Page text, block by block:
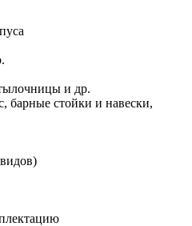
и др.
барные стойки и навески,